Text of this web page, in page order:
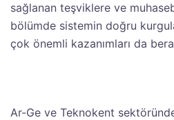
sağlanan teşviklere ve
bölümde sistemin doğru
çok önemli kazanımları da
Ar-Ge ve Teknokent